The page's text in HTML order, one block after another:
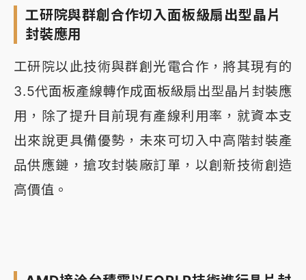
工研院與群創合作切入面板級扇出型晶片
封裝應用
工研院以此技術與群創光電合作，將其現有的
3.5代面板產線轉作成面板級扇出型晶片封裝應
用，除了提升目前現有產線利用率，就資本支
出來說更具備優勢，未來可切入中高階封裝產
品供應鏈，搶攻封裝廠訂單，以創新技術創造
高價值。